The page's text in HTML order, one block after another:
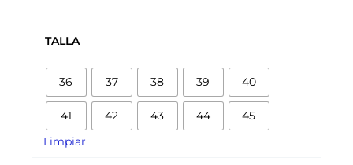
TALLA
36 37 38 39 40
41 42 43 44 45
Limpiar
'77
VINTAGE
WHITE
cantidad